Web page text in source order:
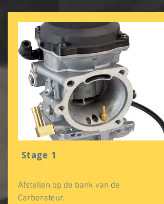
Stage 1
Afstellen op de bank van de
Carberateur.